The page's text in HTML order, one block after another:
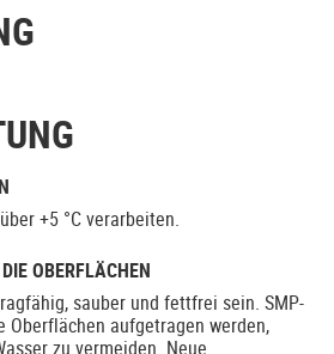
+5 °C verarbeiten.
OBERFLÄCHEN
sauber und fettfrei sein. SMP-
aufgetragen werden,
zu vermeiden. Neue